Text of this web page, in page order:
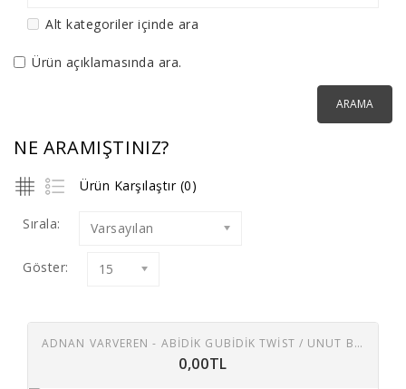
Alt kategoriler içinde ara
Ürün açıklamasında ara.
NE ARAMIŞTINIZ?
Ürün Karşılaştır (0)
Sırala: Varsayılan
Göster: 15
ADNAN VARVEREN - ABIDIK GUBIDIK TWIST / UNUT BENI
0,00TL